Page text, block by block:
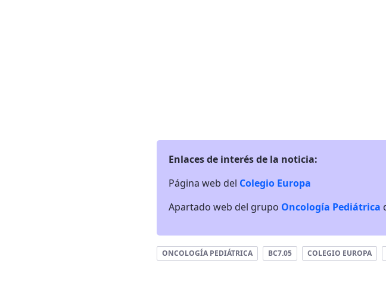
Enlaces de interés de la noticia:
Página web del Colegio Europa
Apartado web del grupo Oncología Pediátrica
ONCOLOGÍA PEDIÁTRICA BC7.05 COLEGIO EUROPA